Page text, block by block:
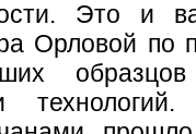
Это и
Орловой по
образцов